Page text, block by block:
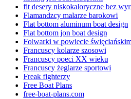
fit desery niskokaloryczne bez
Flamandzcy malarze barokowi
Flat bottom aluminum boat design
Flat bottom jon boat design
Folwarki w powiecie
Francuscy kolarze szosowi
Francuscy poeci XX wieku
Francuscy żeglarze sportowi
Freak fighterzy
Free Boat Plans
free-boat-plans.com